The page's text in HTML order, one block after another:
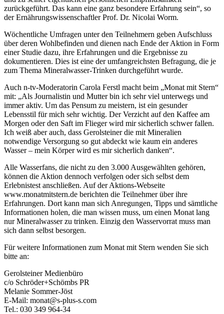
zurückgeführt. Das kann eine ganz besondere Erfahrung sein“, so
der Ernährungswissenschaftler Prof. Dr. Nicolai Worm.
Wöchentliche Umfragen unter den Teilnehmern geben Aufschluss
über deren Wohlbefinden und dienen nach Ende der Aktion in Form
einer Studie dazu, ihre Erfahrungen und die Ergebnisse zu
dokumentieren. Dies ist eine der umfangreichsten Befragung, die je
zum Thema Mineralwasser-Trinken durchgeführt wurde.
Auch n-tv-Moderatorin Carola Ferstl macht beim „Monat mit Stern“
mit: „Als Journalistin und Mutter bin ich sehr viel unterwegs und
immer aktiv. Um das Pensum zu meistern, ist ein gesunder
Lebensstil für mich sehr wichtig. Der Verzicht auf den Kaffee am
Morgen oder den Saft im Flieger wird mir sicherlich schwer fallen.
Ich weiß aber auch, dass Gerolsteiner die mit Mineralien
notwendige Versorgung so gut abdeckt wie kaum ein anderes
Wasser – mein Körper wird es mir sicherlich danken“.
Alle Wasserfans, die nicht zu den 3.000 Ausgewählten gehören,
können die Aktion dennoch verfolgen oder sich selbst dem
Erlebnistest anschließen. Auf der Aktions-Webseite
www.monatmitstern.de berichten die Teilnehmer über ihre
Erfahrungen. Dort kann man sich Anregungen, Tipps und sämtliche
Informationen holen, die man wissen muss, um einen Monat lang
nur Mineralwasser zu trinken. Einzig den Wasservorrat muss man
sich dann selbst besorgen.
Für weitere Informationen zum Monat mit Stern wenden Sie sich
bitte an:
Gerolsteiner Medienbüro
c/o Schröder+Schömbs PR
Melanie Sommer-Jöst
E-Mail: monat@s-plus-s.com
Tel.: 030 349 964-34